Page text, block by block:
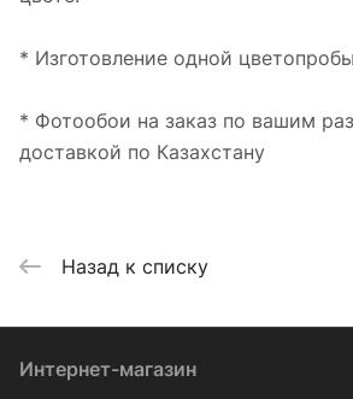
* Изготовление одной
* Фотообои на заказ по вашим
доставкой по Казахстану
Назад к списку
Интернет-магазин